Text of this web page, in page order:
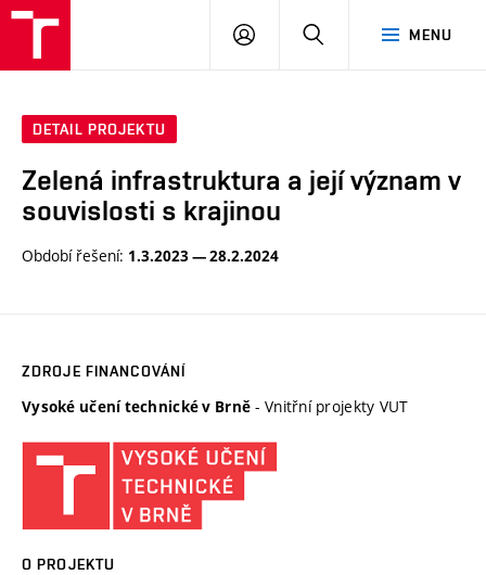
MENU
PŘIHLÁSIT
DETAIL PROJEKTU
Zelená infrastruktura a její význam v
souvislosti s krajinou
Období řešení: 1.3.2023 — 28.2.2024
ZDROJE FINANCOVÁNÍ
Vysoké učení technické v Brně - Vnitřní projekty VUT
O PROJEKTU